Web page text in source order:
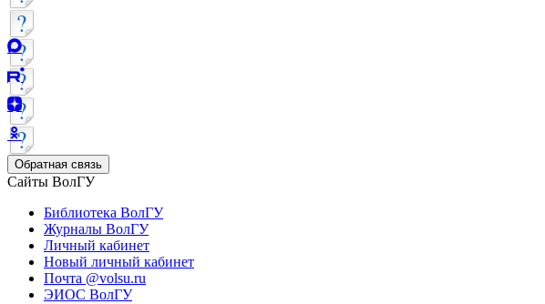
Обратная связь
Сайты ВолГУ
Библиотека ВолГУ
Журналы ВолГУ
Личный кабинет
Новый личный кабинет
Почта @volsu.ru
ЭИОС ВолГУ